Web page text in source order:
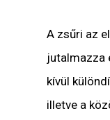
A zsűri az
jutalmazza
kívül
illetve a